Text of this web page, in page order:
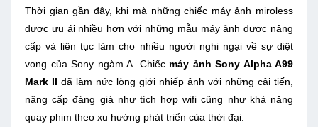
Thời gian gần đây, khi mà những chiếc máy ảnh miroless
được ưu ái nhiều hơn với những mẫu máy ảnh được nâng
cấp và liên tục làm cho nhiều người nghi ngại về sự diệt
vong của Sony ngàm A. Chiếc máy ảnh Sony Alpha A99
Mark II đã làm nức lòng giới nhiếp ảnh với những cải tiến,
nâng cấp đáng giá như tích hợp wifi cũng như khả năng
quay phim theo xu hướng phát triển của thời đại.